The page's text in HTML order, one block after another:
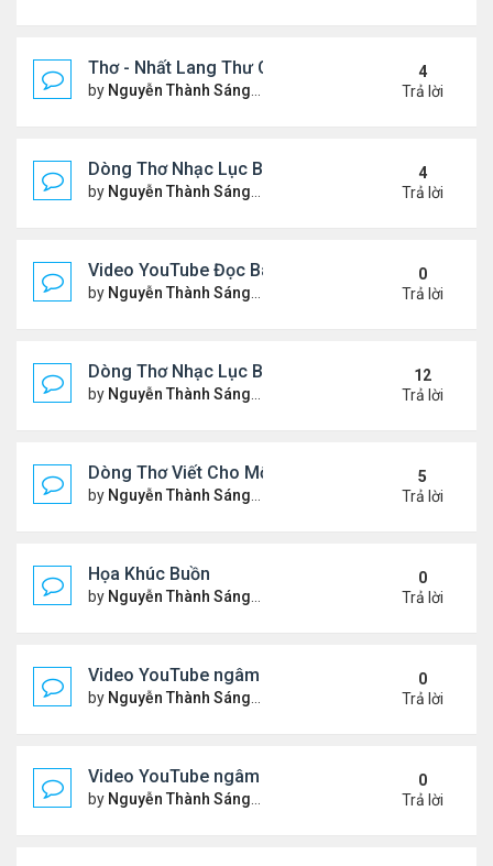
Thơ - Nhất Lang Thư Quán (từ khóa Google)
by Nguyễn Thành Sáng Thứ 2 Tháng 7 13, 2026 7:17
4
Trả lời
Dòng Thơ Nhạc Lục Bát (2)
by Nguyễn Thành Sáng Thứ 5 Tháng 7 02, 2026 8:51
4
Trả lời
Video YouTube Đọc Bài Thơ "Nỗi Niềm Bên Sương
by Nguyễn Thành Sáng Thứ 3 Tháng 7 07, 2026 10:06
0
Trả lời
Dòng Thơ Nhạc Lục Bát (1)
by Nguyễn Thành Sáng Thứ 4 Tháng 4 15, 2026 2:27
12
Trả lời
Dòng Thơ Viết Cho Một Người
by Nguyễn Thành Sáng Chủ nhật Tháng 6 07, 2026
5
Trả lời
Họa Khúc Buồn
by Nguyễn Thành Sáng Thứ 2 Tháng 6 22, 2026 9:37
0
Trả lời
Video YouTube ngâm bài thơ nhạc lục bát "Chập
by Nguyễn Thành Sáng Thứ 5 Tháng 6 11, 2026 9:46
0
Trả lời
Video YouTube ngâm bài thơ nhạc lục bát "Chiếc
by Nguyễn Thành Sáng Chủ nhật Tháng 5 31, 2026
0
Trả lời